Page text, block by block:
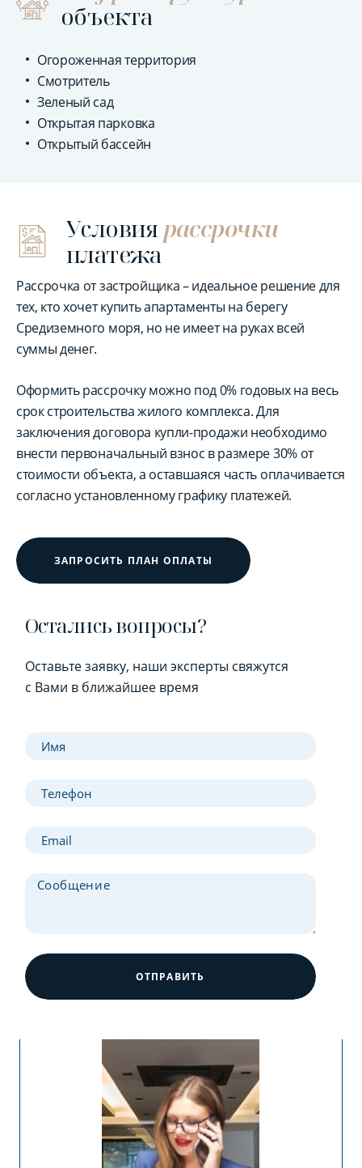
объекта
Огороженная территория
Смотритель
Зеленый сад
Открытая парковка
Открытый бассейн
Условиярассрочки
платежа
Рассрочка от застройщика – идеальное решение для
тех, кто хочет купить апартаменты на берегу
Средиземного моря, но не имеет на руках всей
суммы денег.
Оформить рассрочку можно под 0% годовых на весь
срок строительства жилого комплекса. Для
заключения договора купли-продажи необходимо
внести первоначальный взнос в размере 30% от
стоимости объекта, а оставшаяся часть оплачивается
согласно установленному графику платежей.
ЗАПРОСИТЬ ПЛАН ОПЛАТЫ
Остались вопросы?
Оставьте заявку, наши эксперты свяжутся
с Вами в ближайшее время
ОТПРАВИТЬ